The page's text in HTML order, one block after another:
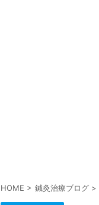
HOME > 鍼灸治療ブログ >